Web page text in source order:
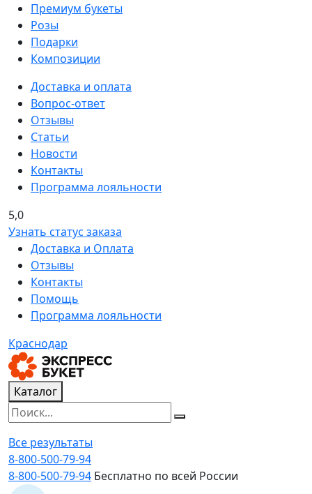
Премиум букеты
Розы
Подарки
Композиции
Доставка и оплата
Вопрос-ответ
Отзывы
Статьи
Новости
Контакты
Программа лояльности
5,0
Узнать статус заказа
Доставка и Оплата
Отзывы
Контакты
Помощь
Программа лояльности
Краснодар
Каталог
Все результаты
8-800-500-79-94
8-800-500-79-94 Бесплатно по всей России